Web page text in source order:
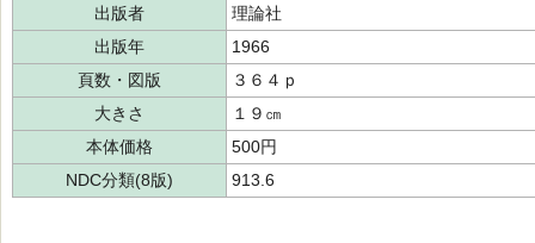
出版者
理論社
出版年
1966
頁数・図版
３６４ｐ
大きさ
１９㎝
本体価格
500円
NDC分類(8版)
913.6